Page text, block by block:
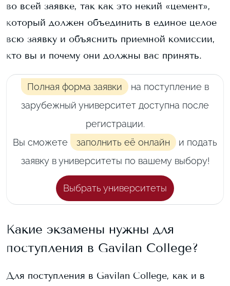
во всей заявке, так как это некий «цемент»,
который должен объединить в единое целое
всю заявку и объяснить приемной комиссии,
кто вы и почему они должны вас принять.
Полная форма заявки
на поступление в
зарубежный университет доступна после
регистрации.
Вы сможете
заполнить её онлайн
и подать
заявку в университеты по вашему выбору!
Выбрать университеты
Какие экзамены нужны для
поступления в Gavilan College?
Для поступления в Gavilan College, как и в